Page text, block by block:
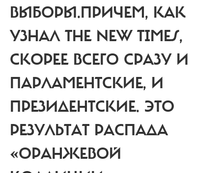
ВЫБОРЫ.ПРИЧЕМ, КАК
УЗНАЛ THE NEW TIMES,
СКОРЕЕ ВСЕГО СРАЗУ И
ПАРЛАМЕНТСКИЕ, И
ПРЕЗИДЕНТСКИЕ. ЭТО
РЕЗУЛЬТАТ РАСПАДА
«ОРАНЖЕВОЙ